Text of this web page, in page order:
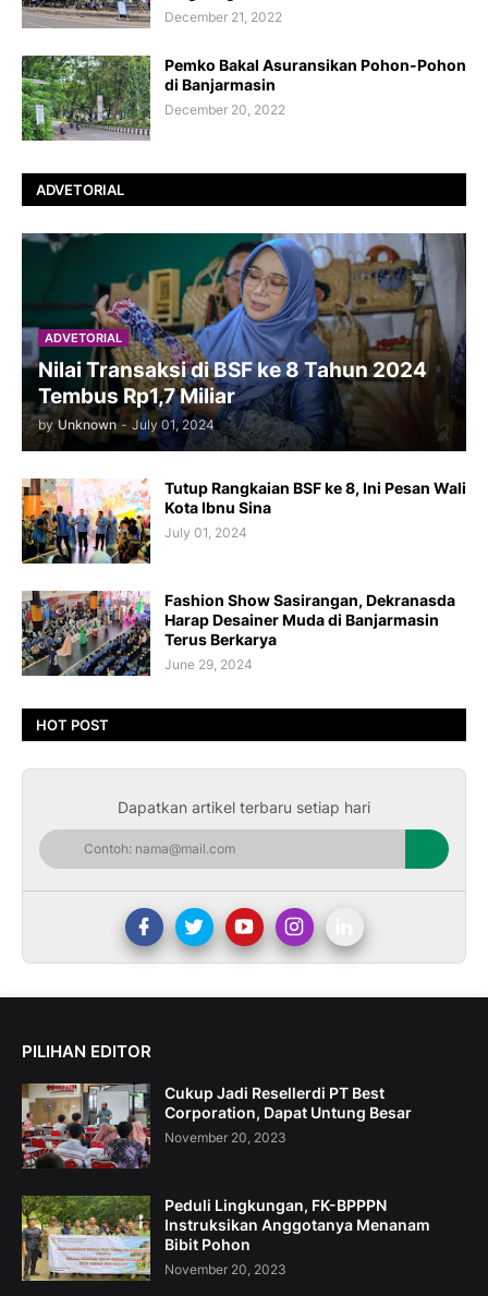
December 21, 2022
Pemko Bakal Asuransikan Pohon-Pohon
di Banjarmasin
December 20, 2022
ADVETORIAL
ADVETORIAL
Nilai Transaksi di BSF ke 8 Tahun 2024
Tembus Rp1,7 Miliar
by Unknown - July 01, 2024
Tutup Rangkaian BSF ke 8, Ini Pesan Wali
Kota Ibnu Sina
July 01, 2024
Fashion Show Sasirangan, Dekranasda
Harap Desainer Muda di Banjarmasin
Terus Berkarya
June 29, 2024
HOT POST
Dapatkan artikel terbaru setiap hari
PILIHAN EDITOR
Cukup Jadi Resellerdi PT Best
Corporation, Dapat Untung Besar
November 20, 2023
Peduli Lingkungan, FK-BPPPN
Instruksikan Anggotanya Menanam
Bibit Pohon
November 20, 2023